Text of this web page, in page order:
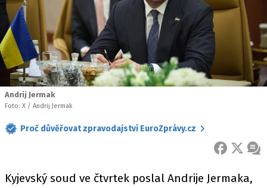
Andrij Jermak
Foto: X / Andrij Jermak
Proč důvěřovat zpravodajství EuroZprávy.cz
FACEBOOK
X
Kyjevský soud ve čtvrtek poslal Andrije Jermaka,